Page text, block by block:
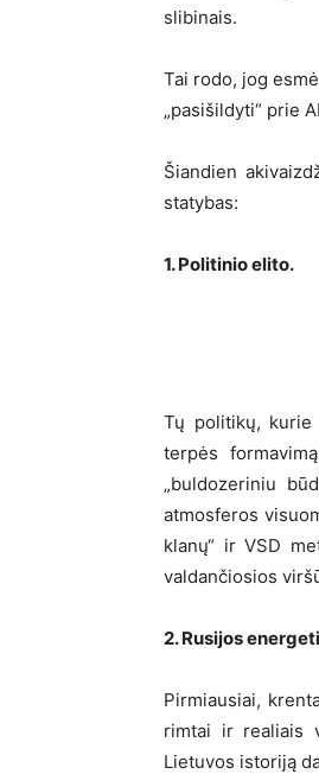
slibinais.
Tai rodo, jog
„pasišildyti“ prie
Šiandien
statybas:
1. Politinio elito.
Tų politikų, kurie
terpės
„buldozeriniu
atmosferos
klanų“ ir VSD
valdančiosios
2. Rusijos
Pirmiausiai,
rimtai ir realiais
Lietuvos istoriją